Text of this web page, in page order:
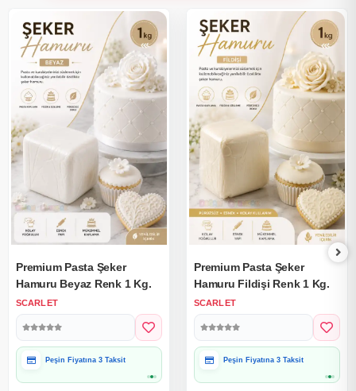
Premium Pasta Şeker
Hamuru Beyaz Renk 1 Kg.
SCARLET
Hediye Paketine Uygun
Premium Pasta Şeker
Hamuru Fildişi Renk 1 Kg.
SCARLET
Hediye Paketine Uygun